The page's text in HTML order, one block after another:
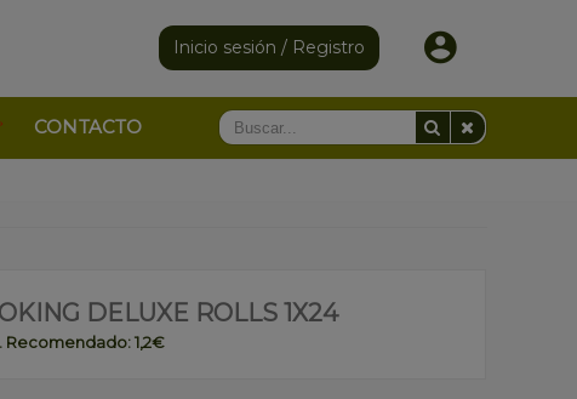
Inicio sesión / Registro
CONTACTO
DELUXE ROLLS 1X24
Recomendado: 1,2€